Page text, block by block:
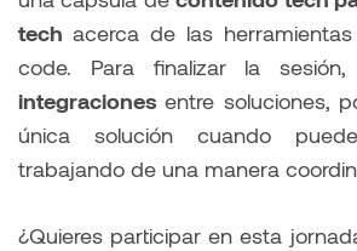
tech acerca de las
code. Para finalizar la
integracionesentre soluciones,
única solución cuando
trabajando de una manera
¿Quieres participar en esta